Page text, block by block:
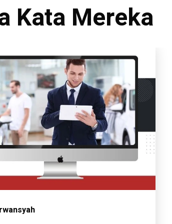
Kata Mereka